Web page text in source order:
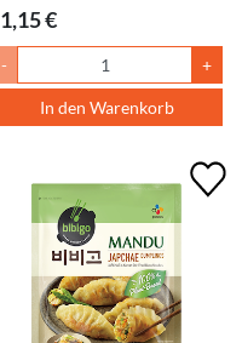
1,15 €
- +
In den Warenkorb